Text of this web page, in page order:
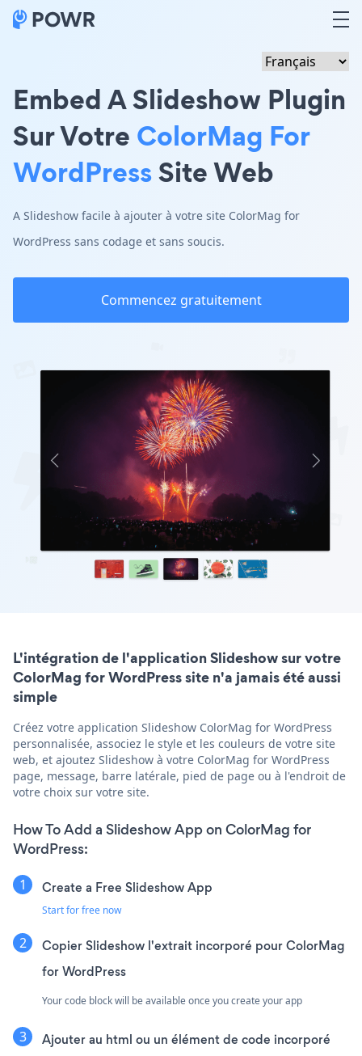
Embed A Slideshow Plugin
Sur Votre ColorMag For
WordPressSite Web
A Slideshow facile à ajouter à votre site ColorMag for
WordPress sans codage et sans soucis.
Commencez gratuitement
L'intégration de l'application Slideshow sur votre
ColorMag for WordPress site n'a jamais été aussi
simple
Créez votre application Slideshow ColorMag for WordPress
personnalisée, associez le style et les couleurs de votre site
web, et ajoutez Slideshow à votre ColorMag for WordPress
page, message, barre latérale, pied de page ou à l'endroit de
votre choix sur votre site.
How To Add a Slideshow App on ColorMag for
WordPress:
Create a Free Slideshow App
Start for free now
Copier Slideshow l'extrait incorporé pour ColorMag
for WordPress
Your code block will be available once you create your app
Ajouter au html ou un élément de code incorporé